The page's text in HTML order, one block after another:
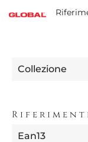
Collezione
Ean13